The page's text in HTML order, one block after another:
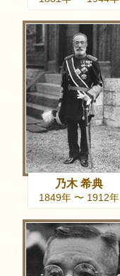
乃木 希典
1849年 〜 1912年